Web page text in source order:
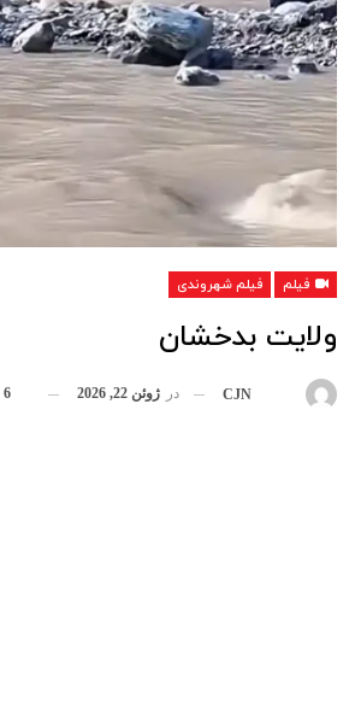
فیلم فیلم شهروندی
ولایت بدخشان
CJN در ژوئن 22, 2026 6